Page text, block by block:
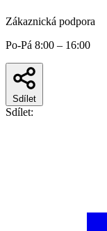
Zákaznická podpora
Po-Pá 8:00 – 16:00
Sdílet
Sdílet: